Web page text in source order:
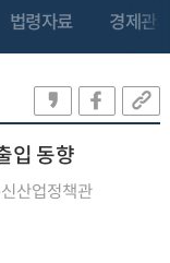
법령자료 경제관
입 동향
산업정책관